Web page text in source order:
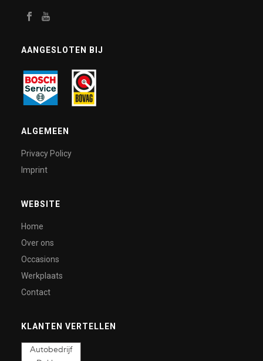
AANGESLOTEN BIJ
ALGEMEEN
Privacy Policy
Imprint
WEBSITE
Home
Over ons
Occasions
Werkplaats
Contact
KLANTEN VERTELLEN
Autobedrijf